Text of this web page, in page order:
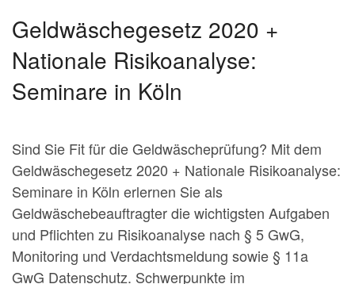
Geldwäschegesetz 2020 +
Nationale Risikoanalyse:
Seminare in Köln
Sind Sie Fit für die Geldwäscheprüfung? Mit dem
Geldwäschegesetz 2020 + Nationale Risikoanalyse:
Seminare in Köln erlernen Sie als
Geldwäschebeauftragter die wichtigsten Aufgaben
und Pflichten zu Risikoanalyse nach § 5 GwG,
Monitoring und Verdachtsmeldung sowie § 11a
GwG Datenschutz. Schwerpunkte im